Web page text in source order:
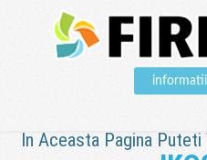
informatii
In Aceasta Pagina